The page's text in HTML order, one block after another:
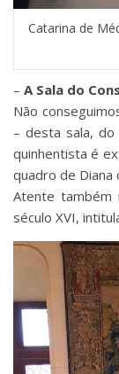
Catarina de
– A Sala do
Não
– desta sala, do
quinhentista é
quadro de Diana
Atente também
século XVI,